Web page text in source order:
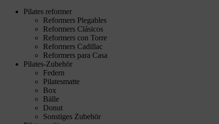
Pilates reformer
Reformers Plegables
Reformers Clásicos
Reformers con Torre
Reformers Cadillac
Reformers para Casa
Pilates-Zubehör
Federn
Pilatesmatte
Box
Bälle
Donut
Sonstiges Zubehör